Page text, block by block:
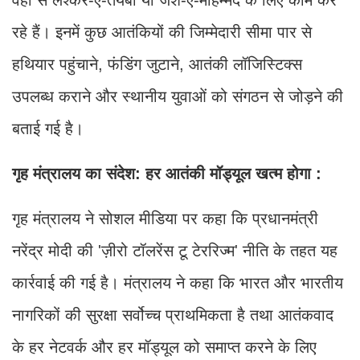
रहे हैं। इनमें कुछ आतंकियों की जिम्मेदारी सीमा पार से
हथियार पहुंचाने, फंडिंग जुटाने, आतंकी लॉजिस्टिक्स
उपलब्ध कराने और स्थानीय युवाओं को संगठन से जोड़ने की
बताई गई है।
गृह मंत्रालय का संदेश: हर आतंकी मॉड्यूल खत्म होगा :
गृह मंत्रालय ने सोशल मीडिया पर कहा कि प्रधानमंत्री
नरेंद्र मोदी की 'ज़ीरो टॉलरेंस टू टेररिज्म' नीति के तहत यह
कार्रवाई की गई है। मंत्रालय ने कहा कि भारत और भारतीय
नागरिकों की सुरक्षा सर्वोच्च प्राथमिकता है तथा आतंकवाद
के हर नेटवर्क और हर मॉड्यूल को समाप्त करने के लिए